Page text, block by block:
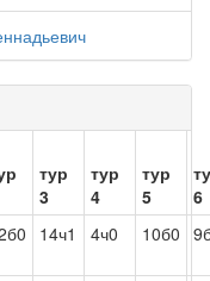
тур
3
тур
4
тур
5
6
14ч1 4ч0 10б0